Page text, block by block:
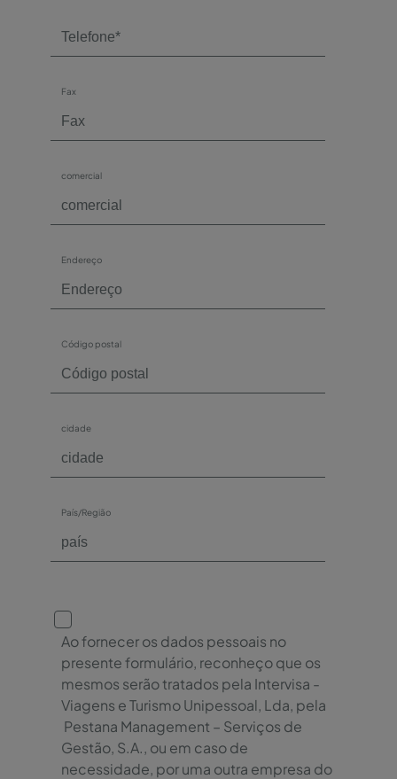
Fax
comercial
Endereço
Código postal
cidade
País/Região
Ao fornecer os dados pessoais no
presente formulário, reconheço que os
mesmos serão tratados pela Intervisa -
Viagens e Turismo Unipessoal, Lda, pela
Pestana Management – Serviços de
Gestão, S.A., ou em caso de
necessidade, por uma outra empresa do